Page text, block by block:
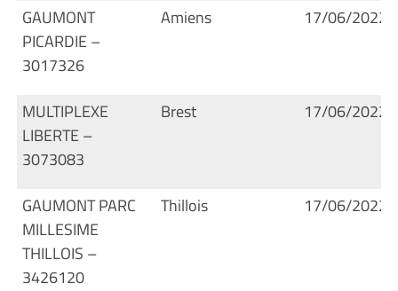
GAUMONT
PICARDIE –
3017326
Amiens 17/06/2022
MULTIPLEXE
LIBERTE –
3073083
Brest 17/06/2022
GAUMONT PARC
MILLESIME
THILLOIS –
3426120
Thillois 17/06/2022